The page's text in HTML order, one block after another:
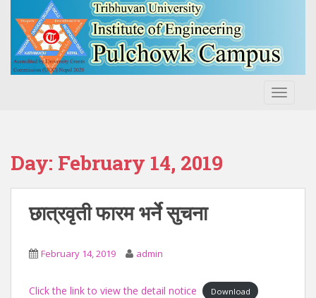
Day: February 14, 2019
छात्रवृती फारम भर्ने सुचना
February 14, 2019 admin
Click the link to view the detail notice Download